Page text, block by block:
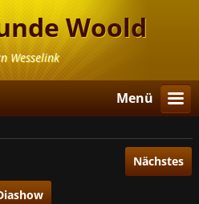
Woold
Wesselink
Menü
Nächstes